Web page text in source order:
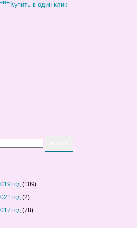
Купить в один клик
год (109)
год (2)
год (78)